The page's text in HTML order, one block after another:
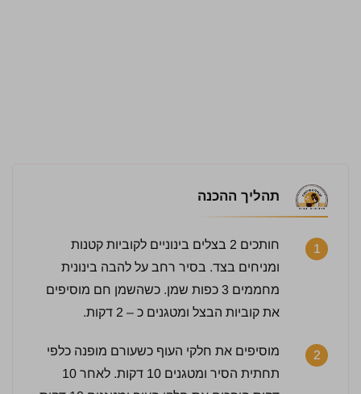
תהליך ההכנה
1
חותכים 2 בצלים בינוניים לקוביות קטנות
ומניחים בצד. בסיר רחב על להבה בינונית
מחממים 3 כפות שמן. כשהשמן חם מוסיפים
את קוביות הבצל ומטגנים כ – 2 דקות.
2
מוסיפים את חלקי העוף כשעורם מופנה כלפי
תחתית הסיר ומטגנים 10 דקות. לאחר 10